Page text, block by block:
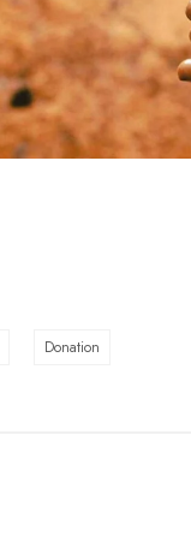
Donation